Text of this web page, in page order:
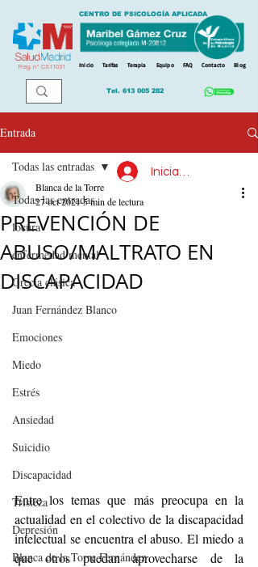
Reg. nº CS11031
CENTRO DE PSICOLOGÍA APLICADA
Inicio Tarifas Terapia Equipo FAQ Contacto Blog
Tel. 613 005 282
Entrada
Todas las entradas
locura
enfermedad mental
Grecia clásica
Juan Fernández Blanco
Emociones
Miedo
Estrés
Ansiedad
Suicidio
Discapacidad
Tristeza
Depresión
Blanca de la Torre Fernández
Todas las entradas
PREVENCIÓN DE
ABUSO/MALTRATO EN
DISCAPACIDAD
Blanca de la Torre
27 oct 20215 min de lectura
Entre los temas que más preocupa en la
actualidad en el colectivo de la discapacidad
intelectual se encuentra el abuso. El miedo a
que otros puedan aprovecharse de la
Iniciar sesión